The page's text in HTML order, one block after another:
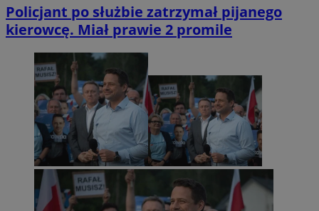
Policjant po służbie zatrzymał pijanego
kierowcę. Miał prawie 2 promile